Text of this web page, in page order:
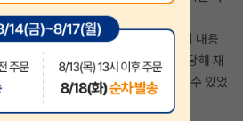
이 제한되지 않는다.
규정에도 불구하고 재화(도서) 등의 내용
계약내용과 다르게 이행된 때에는 당해 재
3월 이내, 그 사실을 안 날 또는 알 수 있었
철회 등을 할 수 있다.